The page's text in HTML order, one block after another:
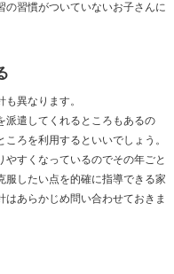
の習慣がついていないお子さんに
異なります。
派遣してくれるところもあるの
ろを利用するといいでしょう。
すくなっているのでその年ごと
服したい点を的確に指導できる家
あらかじめ問い合わせておきま